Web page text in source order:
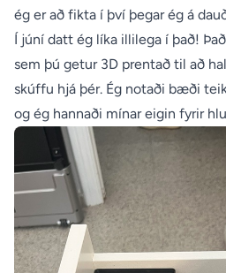
ég er að fikta í því þegar ég á
Í júní datt ég líka illilega í það!
sem þú getur 3D prentað til að
skúffu hjá þér. Ég notaði bæði
og ég hannaði mínar eigin fyrir